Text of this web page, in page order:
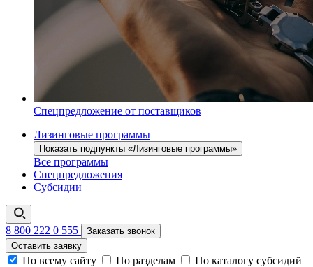
Спецпредложение от поставщиков
Лизинговые программы
Показать подпункты «Лизинговые программы»
Все программы
Спецпредложения
Субсидии
8 800 222 0 555
Заказать звонок
Оставить заявку
По всему сайту По разделам
По каталогу субсидий